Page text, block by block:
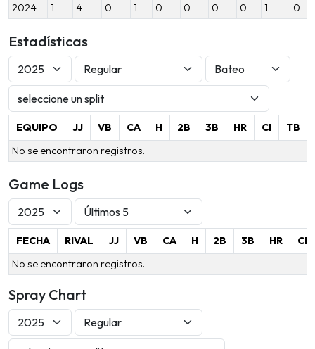
2024
1 4 0 1 0 0 0 0 1 0
Estadísticas
EQUIPO JJ VB CA H 2B 3B HR CI
TB
No se encontraron registros.
Game Logs
FECHA RIVAL JJ VB CA H 2B 3B HR
CI
No se encontraron registros.
Spray Chart